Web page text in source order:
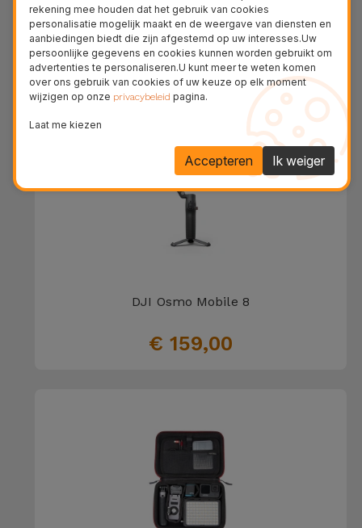
Osmo Mobile 8P Standard Combo
€ 159,00
DJI Osmo Mobile 8
€ 159,00
rekening mee houden dat het gebruik van cookies
personalisatie mogelijk maakt en de weergave van diensten en
aanbiedingen biedt die zijn afgestemd op uw interesses.Uw
persoonlijke gegevens en cookies kunnen worden gebruikt om
advertenties te personaliseren.U kunt meer te weten komen
over ons gebruik van cookies of uw keuze op elk moment
wijzigen op onze privacybeleid pagina.
Laat me kiezen
Ik weiger
Accepteren